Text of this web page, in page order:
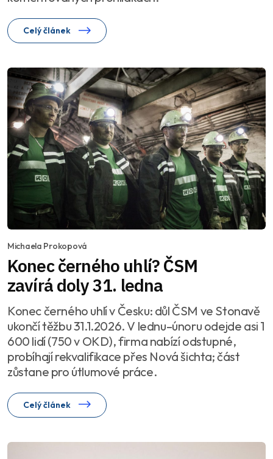
Celý článek
Michaela Prokopová
Konec černého uhlí? ČSM
zavírá doly 31. ledna
Konec černého uhlí v Česku: důl ČSM ve Stonavě
ukončí těžbu 31.1.2026. V lednu–únoru odejde asi 1
600 lidí (750 v OKD), firma nabízí odstupné,
probíhají rekvalifikace přes Nová šichta; část
zůstane pro útlumové práce.
Celý článek